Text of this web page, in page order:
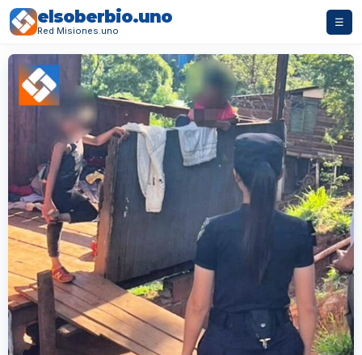
elsoberbio.uno
Red Misiones.uno
☰